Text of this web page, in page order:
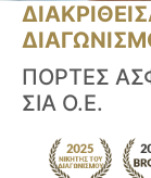
ΠΟΡΤΕΣ
ΣΙΑ Ο.Ε.